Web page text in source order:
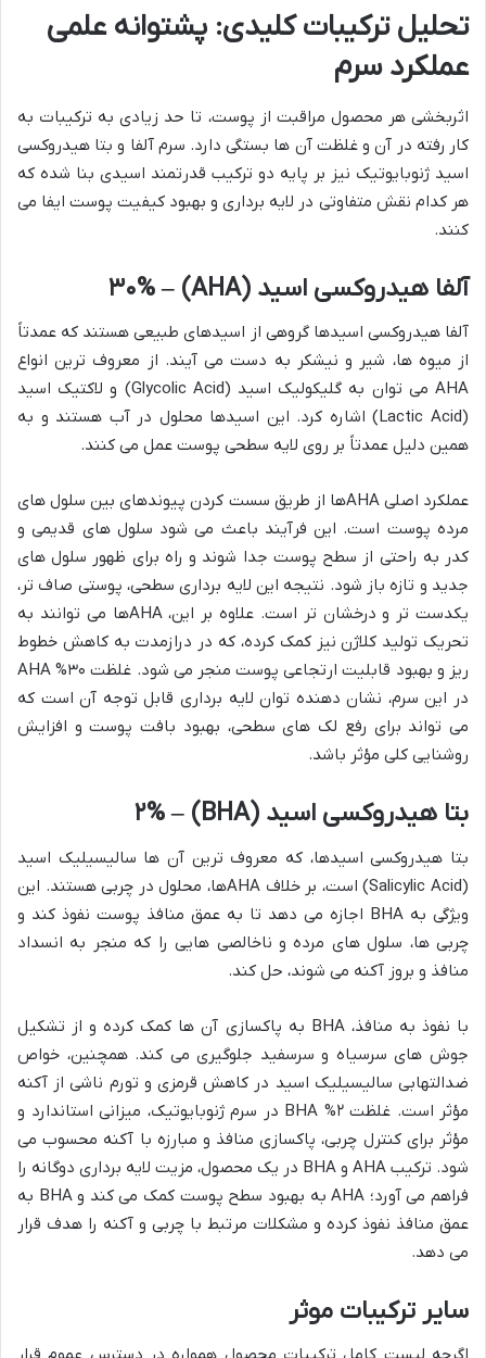
تحلیل ترکیبات کلیدی: پشتوانه علمی
عملکرد سرم
اثربخشی هر محصول مراقبت از پوست، تا حد زیادی به ترکیبات به
کار رفته در آن و غلظت آن ها بستگی دارد. سرم آلفا و بتا هیدروکسی
اسید ژنوبایوتیک نیز بر پایه دو ترکیب قدرتمند اسیدی بنا شده که
هر کدام نقش متفاوتی در لایه برداری و بهبود کیفیت پوست ایفا می
کنند.
آلفا هیدروکسی اسید (AHA) – ۳۰%
آلفا هیدروکسی اسیدها گروهی از اسیدهای طبیعی هستند که عمدتاً
از میوه ها، شیر و نیشکر به دست می آیند. از معروف ترین انواع
AHA می توان به گلیکولیک اسید (Glycolic Acid) و لاکتیک اسید
(Lactic Acid) اشاره کرد. این اسیدها محلول در آب هستند و به
همین دلیل عمدتاً بر روی لایه سطحی پوست عمل می کنند.
عملکرد اصلی AHAها از طریق سست کردن پیوندهای بین سلول های
مرده پوست است. این فرآیند باعث می شود سلول های قدیمی و
کدر به راحتی از سطح پوست جدا شوند و راه برای ظهور سلول های
جدید و تازه باز شود. نتیجه این لایه برداری سطحی، پوستی صاف تر،
یکدست تر و درخشان تر است. علاوه بر این، AHAها می توانند به
تحریک تولید کلاژن نیز کمک کرده، که در درازمدت به کاهش خطوط
ریز و بهبود قابلیت ارتجاعی پوست منجر می شود. غلظت ۳۰% AHA
در این سرم، نشان دهنده توان لایه برداری قابل توجه آن است که
می تواند برای رفع لک های سطحی، بهبود بافت پوست و افزایش
روشنایی کلی مؤثر باشد.
بتا هیدروکسی اسید (BHA) – ۲%
بتا هیدروکسی اسیدها، که معروف ترین آن ها سالیسیلیک اسید
(Salicylic Acid) است، بر خلاف AHAها، محلول در چربی هستند. این
ویژگی به BHA اجازه می دهد تا به عمق منافذ پوست نفوذ کند و
چربی ها، سلول های مرده و ناخالصی هایی را که منجر به انسداد
منافذ و بروز آکنه می شوند، حل کند.
با نفوذ به منافذ، BHA به پاکسازی آن ها کمک کرده و از تشکیل
جوش های سرسیاه و سرسفید جلوگیری می کند. همچنین، خواص
ضدالتهابی سالیسیلیک اسید در کاهش قرمزی و تورم ناشی از آکنه
مؤثر است. غلظت ۲% BHA در سرم ژنوبایوتیک، میزانی استاندارد و
مؤثر برای کنترل چربی، پاکسازی منافذ و مبارزه با آکنه محسوب می
شود. ترکیب AHA و BHA در یک محصول، مزیت لایه برداری دوگانه را
فراهم می آورد؛ AHA به بهبود سطح پوست کمک می کند و BHA به
عمق منافذ نفوذ کرده و مشکلات مرتبط با چربی و آکنه را هدف قرار
می دهد.
سایر ترکیبات موثر